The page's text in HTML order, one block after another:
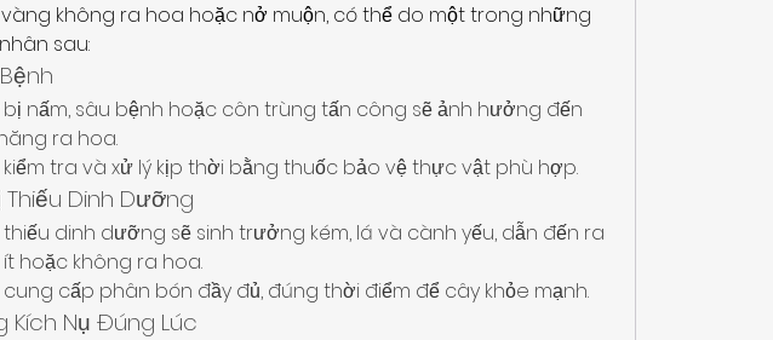
vàng không ra hoa hoặc nở muộn, có thể do một trong những
sau:
nấm, sâu bệnh hoặc côn trùng tấn công sẽ ảnh hưởng đến
ra hoa.
kiểm tra và xử lý kịp thời bằng thuốc bảo vệ thực vật phù hợp.
Thiếu Dinh Dưỡng
dinh dưỡng sẽ sinh trưởng kém, lá và cành yếu, dẫn đến ra
hoặc không ra hoa.
cung cấp phân bón đầy đủ, đúng thời điểm để cây khỏe mạnh.
Kích Nụ Đúng Lúc